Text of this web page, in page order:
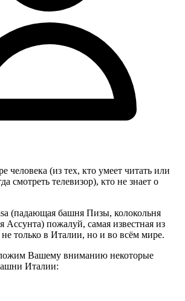
человека (из тех, кто умеет читать или
смотреть телевизор), кто не знает о
(падающая башня Пизы, колокольня
Ассунта) пожалуй, самая известная из
только в Италии, но и во всём мире.
Вашему вниманию некоторые
Италии: